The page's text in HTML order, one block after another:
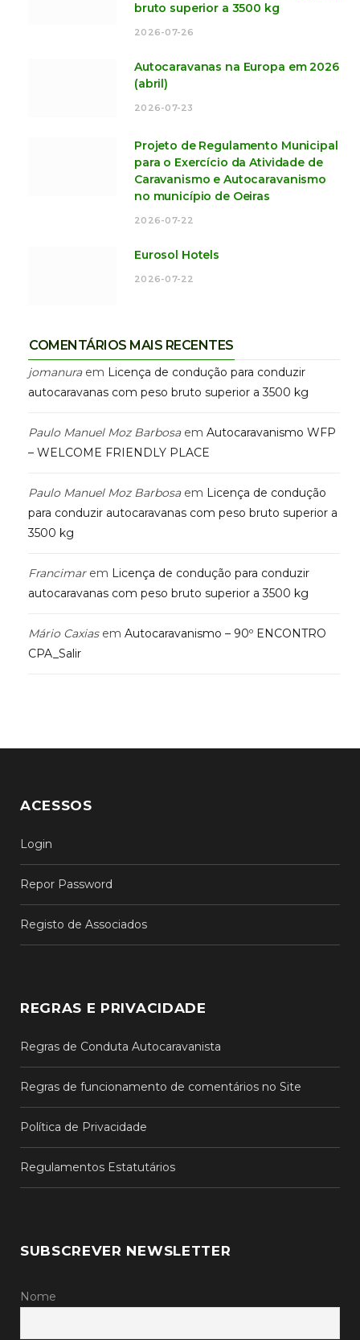
bruto superior a 3500 kg
2026-07-26
Autocaravanas na Europa em 2026
(abril)
2026-07-23
Projeto de Regulamento Municipal
para o Exercício da Atividade de
Caravanismo e Autocaravanismo
no município de Oeiras
2026-07-22
Eurosol Hotels
2026-07-22
COMENTÁRIOS MAIS RECENTES
jomanuraem Licença de condução para conduzir
autocaravanas com peso bruto superior a 3500 kg
Paulo Manuel Moz Barbosaem Autocaravanismo WFP
– WELCOME FRIENDLY PLACE
Paulo Manuel Moz Barbosaem Licença de condução
para conduzir autocaravanas com peso bruto superior a
3500 kg
Francimarem Licença de condução para conduzir
autocaravanas com peso bruto superior a 3500 kg
Mário Caxiasem Autocaravanismo – 90º ENCONTRO
CPA_Salir
ACESSOS
Login
Repor Password
Registo de Associados
REGRAS E PRIVACIDADE
Regras de Conduta Autocaravanista
Regras de funcionamento de comentários no Site
Política de Privacidade
Regulamentos Estatutários
SUBSCREVER NEWSLETTER
Nome